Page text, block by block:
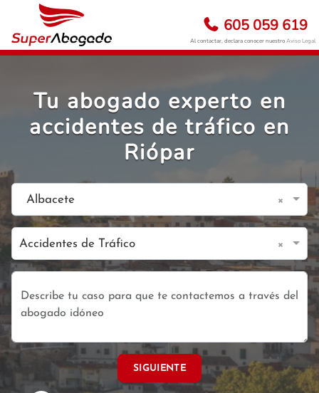
605 059 619
Al contactar, declara conocer nuestroAviso Legal
Tu abogado experto en
accidentes de tráfico en
Riópar
Albacete ×
Accidentes de Tráfico ×
SIGUIENTE